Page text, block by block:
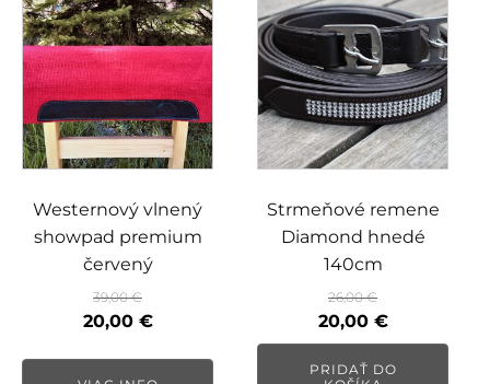
Westernový vlnený
showpad premium
červený
39,00€
Pôvodná
bola:
20,00 €Aktuálna
je:
Strmeňové remene
Diamond hnedé
140cm
26,00€
Pôvodná
cena
bola:
20,00 €Aktuálna
cena
je:
PRIDAŤ DO